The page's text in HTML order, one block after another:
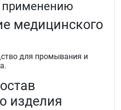
синуситы
аденоидиты
атрофические риниты.
лечения
очищения.
применению
медицинского
для промывания и
изделия